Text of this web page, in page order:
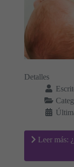
Detalles
Leer más: